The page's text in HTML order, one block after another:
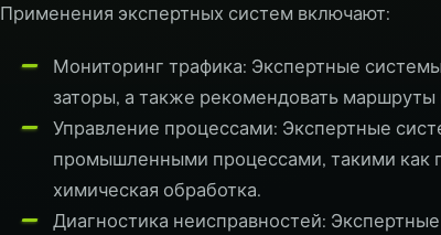
Применения экспертных систем включают:
Мониторинг трафика: Экспертные
заторы, а также рекомендовать
Управление процессами: Экспертные
промышленными процессами, такими как
химическая обработка.
Диагностика неисправностей: